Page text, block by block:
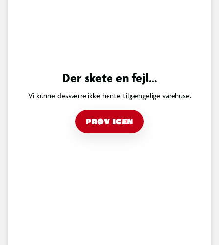
Der skete en fejl...
Vi kunne desværre ikke hente tilgængelige varehuse.
PRØV IGEN